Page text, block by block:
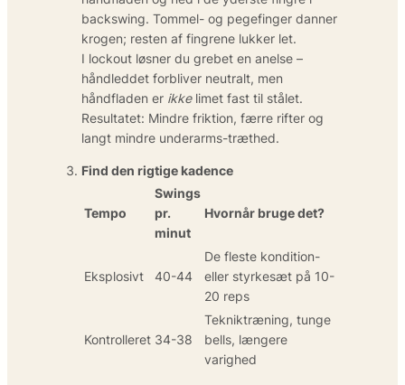
backswing. Tommel- og pegefinger danner
krogen; resten af fingrene lukker let.
I lockout løsner du grebet en anelse –
håndleddet forbliver neutralt, men
håndfladen er ikkelimet fast til stålet.
Resultatet: Mindre friktion, færre rifter og
langt mindre underarms-træthed.
Find den rigtige kadence
Tempo
Swings
pr.
minut
Hvornår bruge det?
Eksplosivt 40-44
De fleste kondition-
eller styrkesæt på 10-
20 reps
Kontrolleret 34-38
Tekniktræning, tunge
bells, længere
varighed